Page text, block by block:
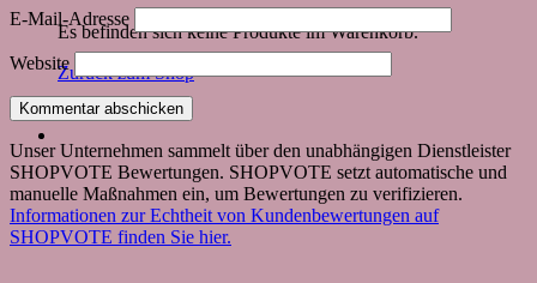
Es befinden sich keine Produkte im Warenkorb.
Zurück zum Shop
E-Mail-Adresse
Website
Unser Unternehmen sammelt über den unabhängigen Dienstleister
SHOPVOTE Bewertungen. SHOPVOTE setzt automatische und
manuelle Maßnahmen ein, um Bewertungen zu verifizieren.
Informationen zur Echtheit von Kundenbewertungen auf
SHOPVOTE finden Sie hier.